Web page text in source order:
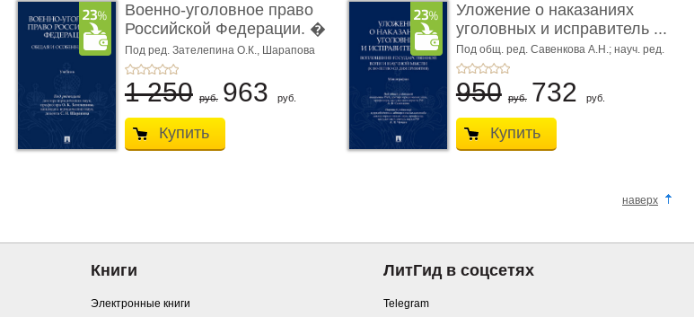
Военно-уголовное право
Российской Федерации. �
...
Под ред. Зателепина О.К., Шарапова
С.Н.
1 250 руб. 963 руб.
Купить
Уложение о наказаниях
уголовных и исправитель ...
Под общ. ред. Савенкова А.Н.; науч. ред.
и рук. авт. кол. Чучаев А.И.
950 руб. 732 руб.
Купить
наверх
Книги
Электронные книги
ЛитГид в соцсетях
Telegram